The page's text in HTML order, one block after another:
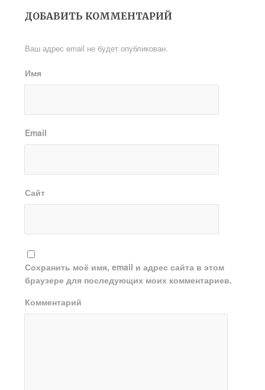
ДОБАВИТЬ КОММЕНТАРИЙ
Ваш адрес email не будет опубликован.
Имя
Email
Сайт
Сохранить моё имя, email и адрес сайта в этом
браузере для последующих моих комментариев.
Комментарий